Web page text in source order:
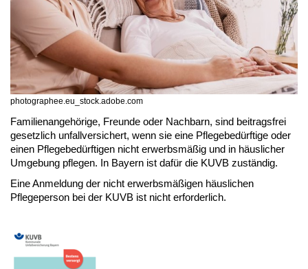
photographee.eu_stock.adobe.com
Familienangehörige, Freunde oder Nachbarn, sind beitragsfrei
gesetzlich unfallversichert, wenn sie eine Pflegebedürftige oder
einen Pflegebedürftigen nicht erwerbsmäßig und in häuslicher
Umgebung pflegen. In Bayern ist dafür die KUVB zuständig.
Eine Anmeldung der nicht erwerbsmäßigen häuslichen
Pflegeperson bei der KUVB ist nicht erforderlich.